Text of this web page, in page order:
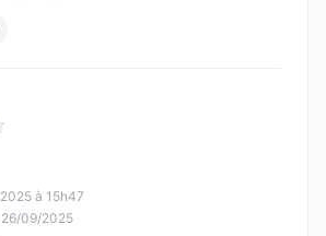
à 15h47
26/09/2025